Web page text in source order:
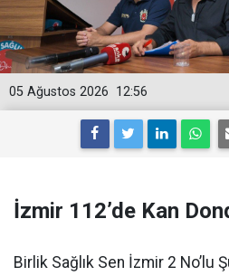
12:56
05 Ağustos 2026
İzmir 112’de Kan
Birlik Sağlık Sen İzmir 2 No’lu